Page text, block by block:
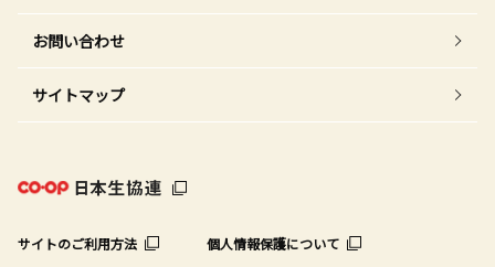
お問い合わせ
サイトマップ
サイトのご利用方法 個人情報保護について